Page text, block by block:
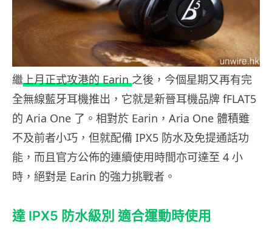
繼上月正式攻港的 Earin之後，今個星期又再有完
全無線藍牙耳機推出，它就是新晉耳機品牌 fFLAT5
的 Aria One 了。相對於 Earin，Aria One 體積雖
不及前者小巧，但就配備 IPX5 防水及免提通話功
能，而且官方公佈的連續使用時間亦可達至 4 小
時，絕對是 Earin 的強力挑戰者。
達 IPX5 防水級別 適合運動時使用